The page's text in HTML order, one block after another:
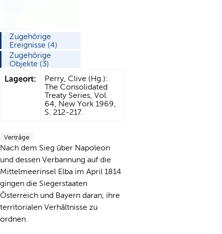
Zugehörige
Ereignisse (4)
Zugehörige
Objekte (3)
Lageort:
Perry, Clive (Hg.):
The Consolidated
Treaty Series, Vol.
64, New York 1969,
S. 212-217.
Verträge
Nach dem Sieg über Napoleon
und dessen Verbannung auf die
Mittelmeerinsel Elba im April 1814
gingen die Siegerstaaten
Österreich und Bayern daran, ihre
territorialen Verhältnisse zu
ordnen.